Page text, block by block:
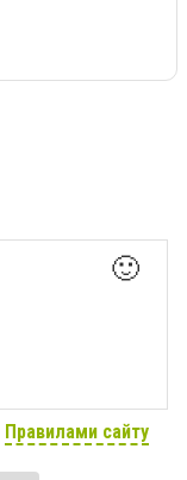
🙂
Правилами сайту